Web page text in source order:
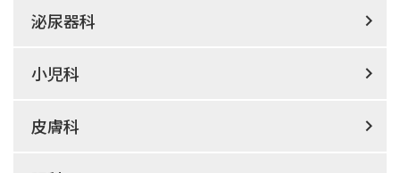
泌尿器科
小児科
皮膚科